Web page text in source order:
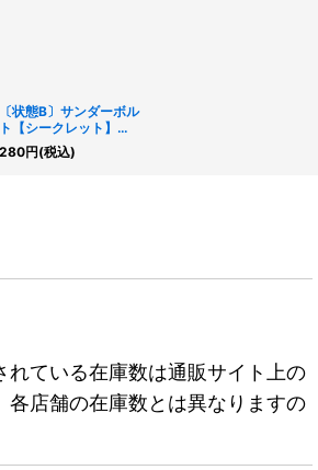
〔状態B〕サンダーボル
ト【シークレット】
{QCCU-JP194}《魔
法》
280円(税込)
れている在庫数は通販サイト上の
各店舗の在庫数とは異なりますの